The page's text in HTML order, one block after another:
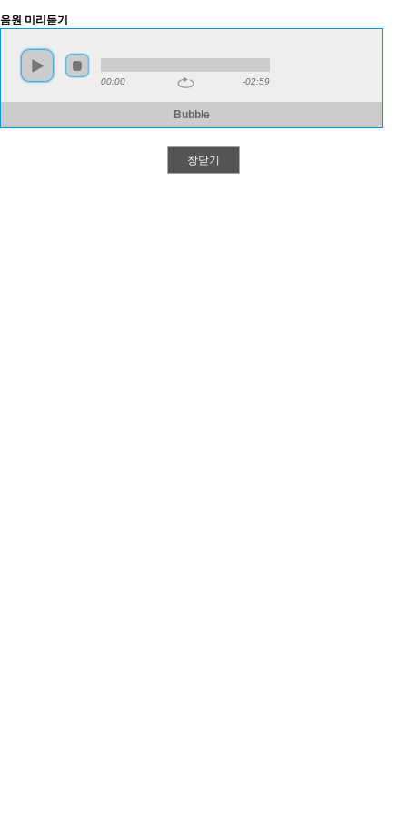
음원 미리듣기
00:00 -02:59
Bubble
창닫기